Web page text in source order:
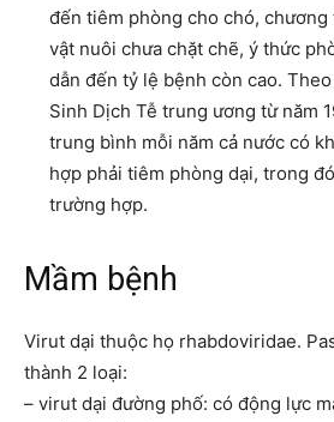
đến tiêm phòng cho chó,
vật nuôi chưa chặt chẽ, ý thức
dẫn đến tỷ lệ bệnh còn cao.
Sinh Dịch Tễ trung ương từ năm
trung bình mỗi năm cả nước có
hợp phải tiêm phòng dại, trong
trường hợp.
Mầm bệnh
Virut dại thuộc họ rhabdoviridae.
thành 2 loại:
– virut dại đường phố: có động lực